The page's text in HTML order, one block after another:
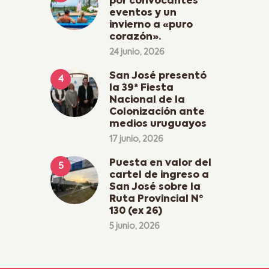
eventos y un
invierno a «puro
corazón».
24 junio, 2026
San José presentó
la 39ª Fiesta
Nacional de la
Colonización ante
medios uruguayos
17 junio, 2026
Puesta en valor del
cartel de ingreso a
San José sobre la
Ruta Provincial Nº
130 (ex 26)
5 junio, 2026